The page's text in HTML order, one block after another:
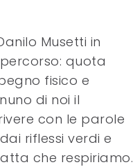
Musetti in
quota
fisico e
di noi il
con le parole
riflessi verdi e
che respiriamo.